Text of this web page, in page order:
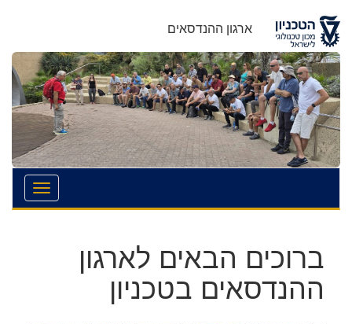
לתוכן
לניווט
ארגון ההנדסאים
ברוכים הבאים לארגון
ההנדסאים בטכניון